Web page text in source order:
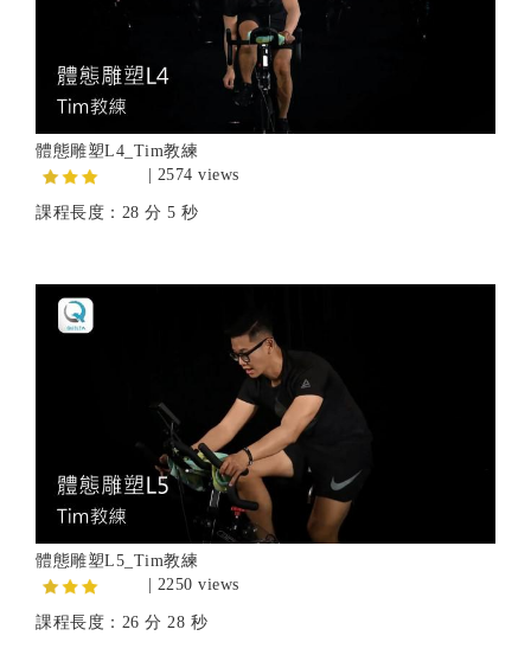
體態雕塑L4_Tim教練
| 2574 views
課程長度：28 分 5 秒
體態雕塑L5_Tim教練
| 2250 views
課程長度：26 分 28 秒